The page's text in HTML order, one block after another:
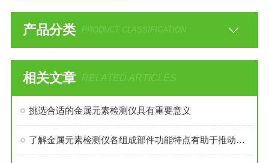
产品分类 PRODUCT CLASSIFICATION
相关文章 RELATED ARTICLES
挑选合适的金属元素检测仪具有重要意义
了解金属元素检测仪各组成部件功能特点有助于推动相关领域的研究